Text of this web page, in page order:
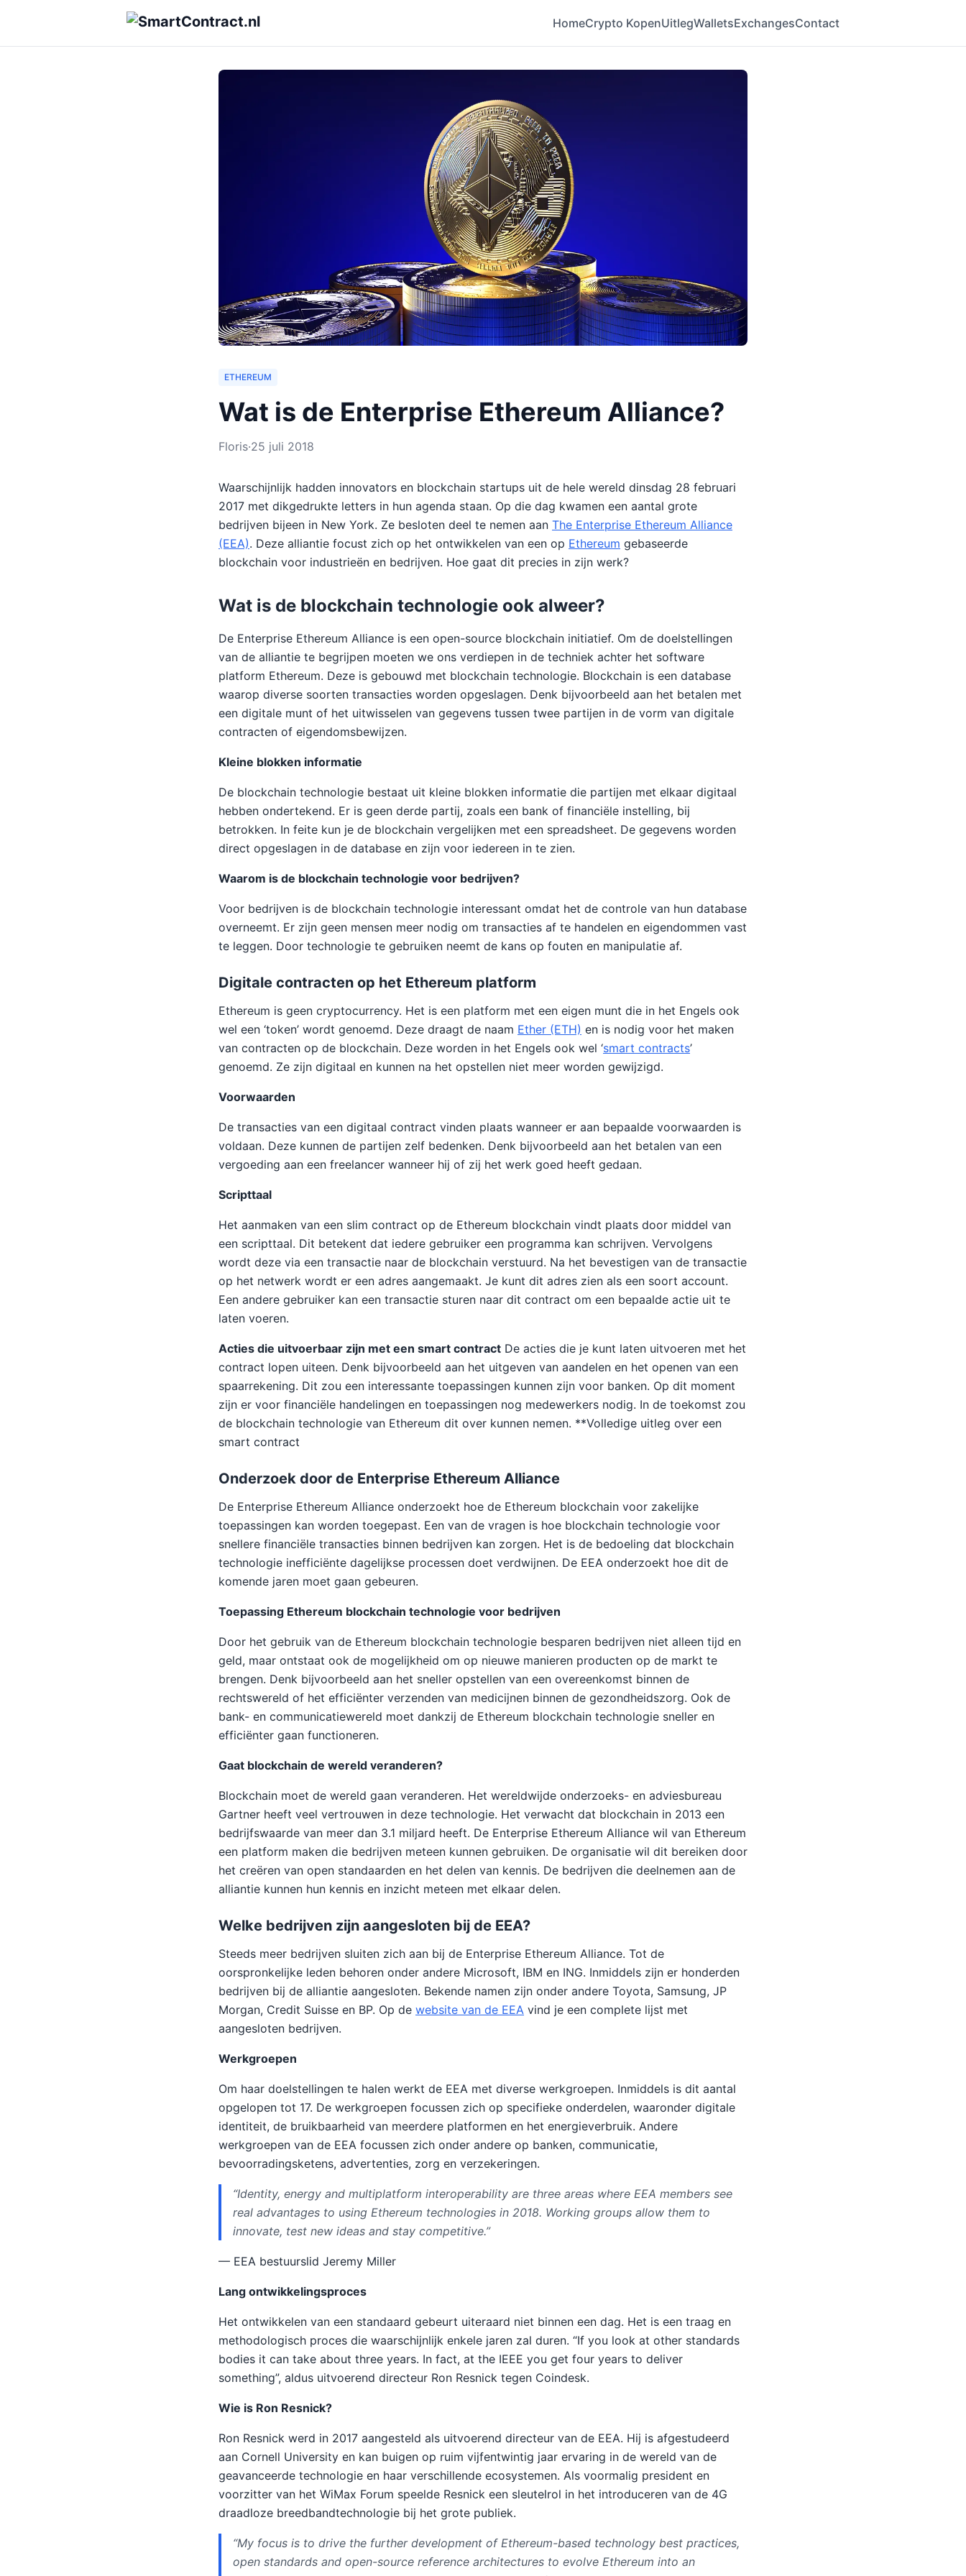
HomeCrypto KopenUitlegWalletsExchangesContact
ETHEREUM
Wat is de Enterprise Ethereum Alliance?
Floris·25 juli 2018
Waarschijnlijk hadden innovators en blockchain startups uit de hele wereld dinsdag 28 februari
2017 met dikgedrukte letters in hun agenda staan. Op die dag kwamen een aantal grote
bedrijven bijeen in New York. Ze besloten deel te nemen aan The Enterprise Ethereum Alliance
(EEA). Deze alliantie focust zich op het ontwikkelen van een op Ethereum gebaseerde
blockchain voor industrieën en bedrijven. Hoe gaat dit precies in zijn werk?
Wat is de blockchain technologie ook alweer?
De Enterprise Ethereum Alliance is een open-source blockchain initiatief. Om de doelstellingen
van de alliantie te begrijpen moeten we ons verdiepen in de techniek achter het software
platform Ethereum. Deze is gebouwd met blockchain technologie. Blockchain is een database
waarop diverse soorten transacties worden opgeslagen. Denk bijvoorbeeld aan het betalen met
een digitale munt of het uitwisselen van gegevens tussen twee partijen in de vorm van digitale
contracten of eigendomsbewijzen.
Kleine blokken informatie
De blockchain technologie bestaat uit kleine blokken informatie die partijen met elkaar digitaal
hebben ondertekend. Er is geen derde partij, zoals een bank of financiële instelling, bij
betrokken. In feite kun je de blockchain vergelijken met een spreadsheet. De gegevens worden
direct opgeslagen in de database en zijn voor iedereen in te zien.
Waarom is de blockchain technologie voor bedrijven?
Voor bedrijven is de blockchain technologie interessant omdat het de controle van hun database
overneemt. Er zijn geen mensen meer nodig om transacties af te handelen en eigendommen vast
te leggen. Door technologie te gebruiken neemt de kans op fouten en manipulatie af.
Digitale contracten op het Ethereum platform
Ethereum is geen cryptocurrency. Het is een platform met een eigen munt die in het Engels ook
wel een ‘token’ wordt genoemd. Deze draagt de naam Ether (ETH) en is nodig voor het maken
van contracten op de blockchain. Deze worden in het Engels ook wel ‘smart contracts’
genoemd. Ze zijn digitaal en kunnen na het opstellen niet meer worden gewijzigd.
Voorwaarden
De transacties van een digitaal contract vinden plaats wanneer er aan bepaalde voorwaarden is
voldaan. Deze kunnen de partijen zelf bedenken. Denk bijvoorbeeld aan het betalen van een
vergoeding aan een freelancer wanneer hij of zij het werk goed heeft gedaan.
Scripttaal
Het aanmaken van een slim contract op de Ethereum blockchain vindt plaats door middel van
een scripttaal. Dit betekent dat iedere gebruiker een programma kan schrijven. Vervolgens
wordt deze via een transactie naar de blockchain verstuurd. Na het bevestigen van de transactie
op het netwerk wordt er een adres aangemaakt. Je kunt dit adres zien als een soort account.
Een andere gebruiker kan een transactie sturen naar dit contract om een bepaalde actie uit te
laten voeren.
Acties die uitvoerbaar zijn met een smart contract De acties die je kunt laten uitvoeren met het
contract lopen uiteen. Denk bijvoorbeeld aan het uitgeven van aandelen en het openen van een
spaarrekening. Dit zou een interessante toepassingen kunnen zijn voor banken. Op dit moment
zijn er voor financiële handelingen en toepassingen nog medewerkers nodig. In de toekomst zou
de blockchain technologie van Ethereum dit over kunnen nemen. **Volledige uitleg over een
smart contract
Onderzoek door de Enterprise Ethereum Alliance
De Enterprise Ethereum Alliance onderzoekt hoe de Ethereum blockchain voor zakelijke
toepassingen kan worden toegepast. Een van de vragen is hoe blockchain technologie voor
snellere financiële transacties binnen bedrijven kan zorgen. Het is de bedoeling dat blockchain
technologie inefficiënte dagelijkse processen doet verdwijnen. De EEA onderzoekt hoe dit de
komende jaren moet gaan gebeuren.
Toepassing Ethereum blockchain technologie voor bedrijven
Door het gebruik van de Ethereum blockchain technologie besparen bedrijven niet alleen tijd en
geld, maar ontstaat ook de mogelijkheid om op nieuwe manieren producten op de markt te
brengen. Denk bijvoorbeeld aan het sneller opstellen van een overeenkomst binnen de
rechtswereld of het efficiënter verzenden van medicijnen binnen de gezondheidszorg. Ook de
bank- en communicatiewereld moet dankzij de Ethereum blockchain technologie sneller en
efficiënter gaan functioneren.
Gaat blockchain de wereld veranderen?
Blockchain moet de wereld gaan veranderen. Het wereldwijde onderzoeks- en adviesbureau
Gartner heeft veel vertrouwen in deze technologie. Het verwacht dat blockchain in 2013 een
bedrijfswaarde van meer dan 3.1 miljard heeft. De Enterprise Ethereum Alliance wil van Ethereum
een platform maken die bedrijven meteen kunnen gebruiken. De organisatie wil dit bereiken door
het creëren van open standaarden en het delen van kennis. De bedrijven die deelnemen aan de
alliantie kunnen hun kennis en inzicht meteen met elkaar delen.
Welke bedrijven zijn aangesloten bij de EEA?
Steeds meer bedrijven sluiten zich aan bij de Enterprise Ethereum Alliance. Tot de
oorspronkelijke leden behoren onder andere Microsoft, IBM en ING. Inmiddels zijn er honderden
bedrijven bij de alliantie aangesloten. Bekende namen zijn onder andere Toyota, Samsung, JP
Morgan, Credit Suisse en BP. Op de website van de EEA vind je een complete lijst met
aangesloten bedrijven.
Werkgroepen
Om haar doelstellingen te halen werkt de EEA met diverse werkgroepen. Inmiddels is dit aantal
opgelopen tot 17. De werkgroepen focussen zich op specifieke onderdelen, waaronder digitale
identiteit, de bruikbaarheid van meerdere platformen en het energieverbruik. Andere
werkgroepen van de EEA focussen zich onder andere op banken, communicatie,
bevoorradingsketens, advertenties, zorg en verzekeringen.
“Identity, energy and multiplatform interoperability are three areas where EEA members see
real advantages to using Ethereum technologies in 2018. Working groups allow them to
innovate, test new ideas and stay competitive.”
— EEA bestuurslid Jeremy Miller
Lang ontwikkelingsproces
Het ontwikkelen van een standaard gebeurt uiteraard niet binnen een dag. Het is een traag en
methodologisch proces die waarschijnlijk enkele jaren zal duren. “If you look at other standards
bodies it can take about three years. In fact, at the IEEE you get four years to deliver
something”, aldus uitvoerend directeur Ron Resnick tegen Coindesk.
Wie is Ron Resnick?
Ron Resnick werd in 2017 aangesteld als uitvoerend directeur van de EEA. Hij is afgestudeerd
aan Cornell University en kan buigen op ruim vijfentwintig jaar ervaring in de wereld van de
geavanceerde technologie en haar verschillende ecosystemen. Als voormalig president en
voorzitter van het WiMax Forum speelde Resnick een sleutelrol in het introduceren van de 4G
draadloze breedbandtechnologie bij het grote publiek.
“My focus is to drive the further development of Ethereum-based technology best practices,
open standards and open-source reference architectures to evolve Ethereum into an